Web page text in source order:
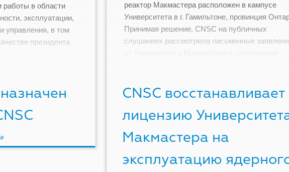
работы в области
эксплуатации,
управления, в том
президента
реактор Макмастера расположен в кампусе
Университета в г. Гамильтоне, провинция
Принимая решение, CNSC на публичных
слушаниях рассмотрела письменные
CNSC восстанавливает
лицензию
Макмастера на
эксплуатацию